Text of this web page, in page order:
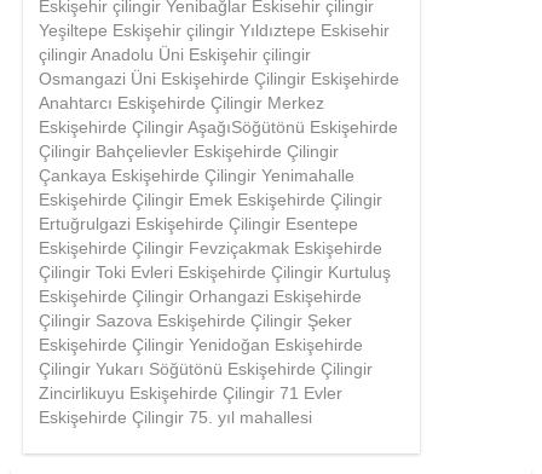
Eskişehir çilingir Yenibağlar Eskisehir çilingir
Yeşiltepe Eskişehir çilingir Yıldıztepe Eskisehir
çilingir Anadolu Üni Eskişehir çilingir
Osmangazi Üni Eskişehirde Çilingir Eskişehirde
Anahtarcı Eskişehirde Çilingir Merkez
Eskişehirde Çilingir AşağıSöğütönü Eskişehirde
Çilingir Bahçelievler Eskişehirde Çilingir
Çankaya Eskişehirde Çilingir Yenimahalle
Eskişehirde Çilingir Emek Eskişehirde Çilingir
Ertuğrulgazi Eskişehirde Çilingir Esentepe
Eskişehirde Çilingir Fevziçakmak Eskişehirde
Çilingir Toki Evleri Eskişehirde Çilingir Kurtuluş
Eskişehirde Çilingir Orhangazi Eskişehirde
Çilingir Sazova Eskişehirde Çilingir Şeker
Eskişehirde Çilingir Yenidoğan Eskişehirde
Çilingir Yukarı Söğütönü Eskişehirde Çilingir
Zincirlikuyu Eskişehirde Çilingir 71 Evler
Eskişehirde Çilingir 75. yıl mahallesi